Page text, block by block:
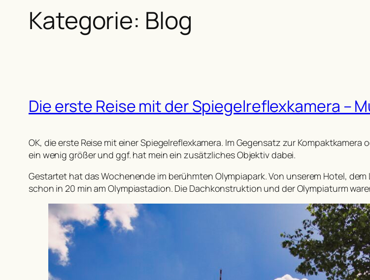
Kategorie: Blog
Die erste Reise mit der Spiegelreflexkamera –
OK, die erste Reise mit einer Spiegelreflexkamera. Im Gegensatz zur
ein wenig größer und ggf. hat mein ein zusätzliches Objektiv dabei.
Gestartet hat das Wochenende im berühmten Olympiapark. Von unserem Hotel,
schon in 20 min am Olympiastadion. Die Dachkonstruktion und der Olympiaturm